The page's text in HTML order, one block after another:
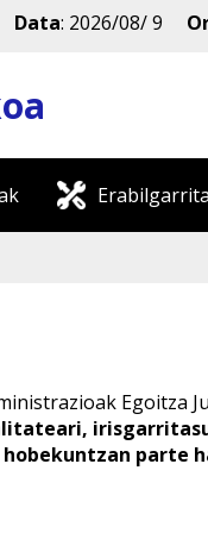
Data: 2026/08/ 9
Egoitza
parte